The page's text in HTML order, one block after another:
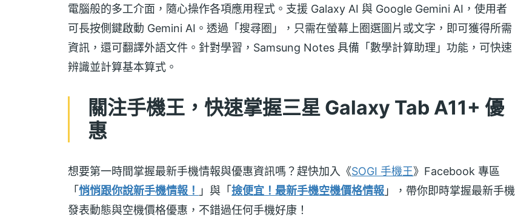
電腦般的多工介面，隨心操作各項應用程式。支援 Galaxy AI 與 Google Gemini AI，使用者
可長按側鍵啟動 Gemini AI。透過「搜尋圈」，只需在螢幕上圈選圖片或文字，即可獲得所需
資訊，還可翻譯外語文件。針對學習，Samsung Notes 具備「數學計算助理」功能，可快速
辨識並計算基本算式。
關注手機王，快速掌握三星 Galaxy Tab A11+ 優
惠
想要第一時間掌握最新手機情報與優惠資訊嗎？趕快加入《SOGI 手機王》Facebook 專區
「悄悄跟你說新手機情報！ 」與「撿便宜！最新手機空機價格情報 」，帶你即時掌握最新手機
發表動態與空機價格優惠，不錯過任何手機好康！